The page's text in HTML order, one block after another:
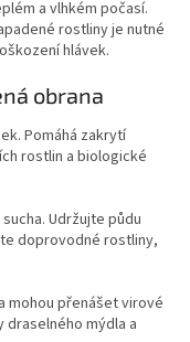
a vlhkém počasí.
rostliny je nutné
hlávek.
obrana
Pomáhá zakrytí
rostlin a biologické
Udržujte půdu
doprovodné rostliny,
mohou přenášet virové
mýdla a